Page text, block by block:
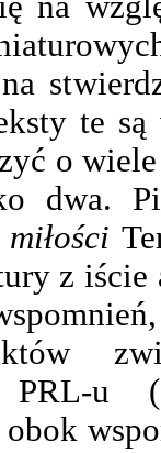
te
o
dwa.
z iście
PRL-u
obok